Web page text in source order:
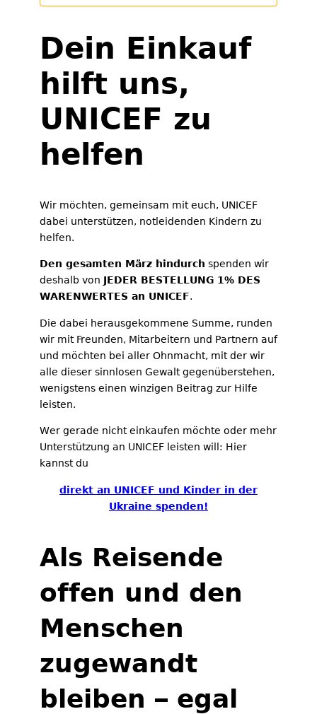
Dein Einkauf
hilft uns,
UNICEF zu
helfen
Wir möchten, gemeinsam mit euch, UNICEF
dabei unterstützen, notleidenden Kindern zu
helfen.
Den gesamten März hindurch spenden wir
deshalb von JEDER BESTELLUNG 1% DES
WARENWERTES an UNICEF.
Die dabei herausgekommene Summe, runden
wir mit Freunden, Mitarbeitern und Partnern auf
und möchten bei aller Ohnmacht, mit der wir
alle dieser sinnlosen Gewalt gegenüberstehen,
wenigstens einen winzigen Beitrag zur Hilfe
leisten.
Wer gerade nicht einkaufen möchte oder mehr
Unterstützung an UNICEF leisten will: Hier
kannst du
direkt an UNICEF und Kinder in der
Ukraine spenden!
Als Reisende
offen und den
Menschen
zugewandt
bleiben – egal